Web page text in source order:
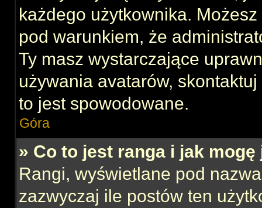
każdego użytkownika.
pod warunkiem, że
Ty masz wystarczające
używania avatarów,
to jest spowodowane.
Góra
» Co to jest ranga i jak mogę
Rangi, wyświetlane pod
zazwyczaj ile postów ten